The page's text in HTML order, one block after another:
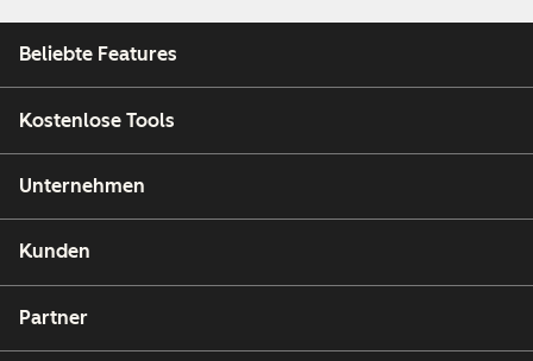
Beliebte Features
Kostenlose Tools
Unternehmen
Kunden
Partner